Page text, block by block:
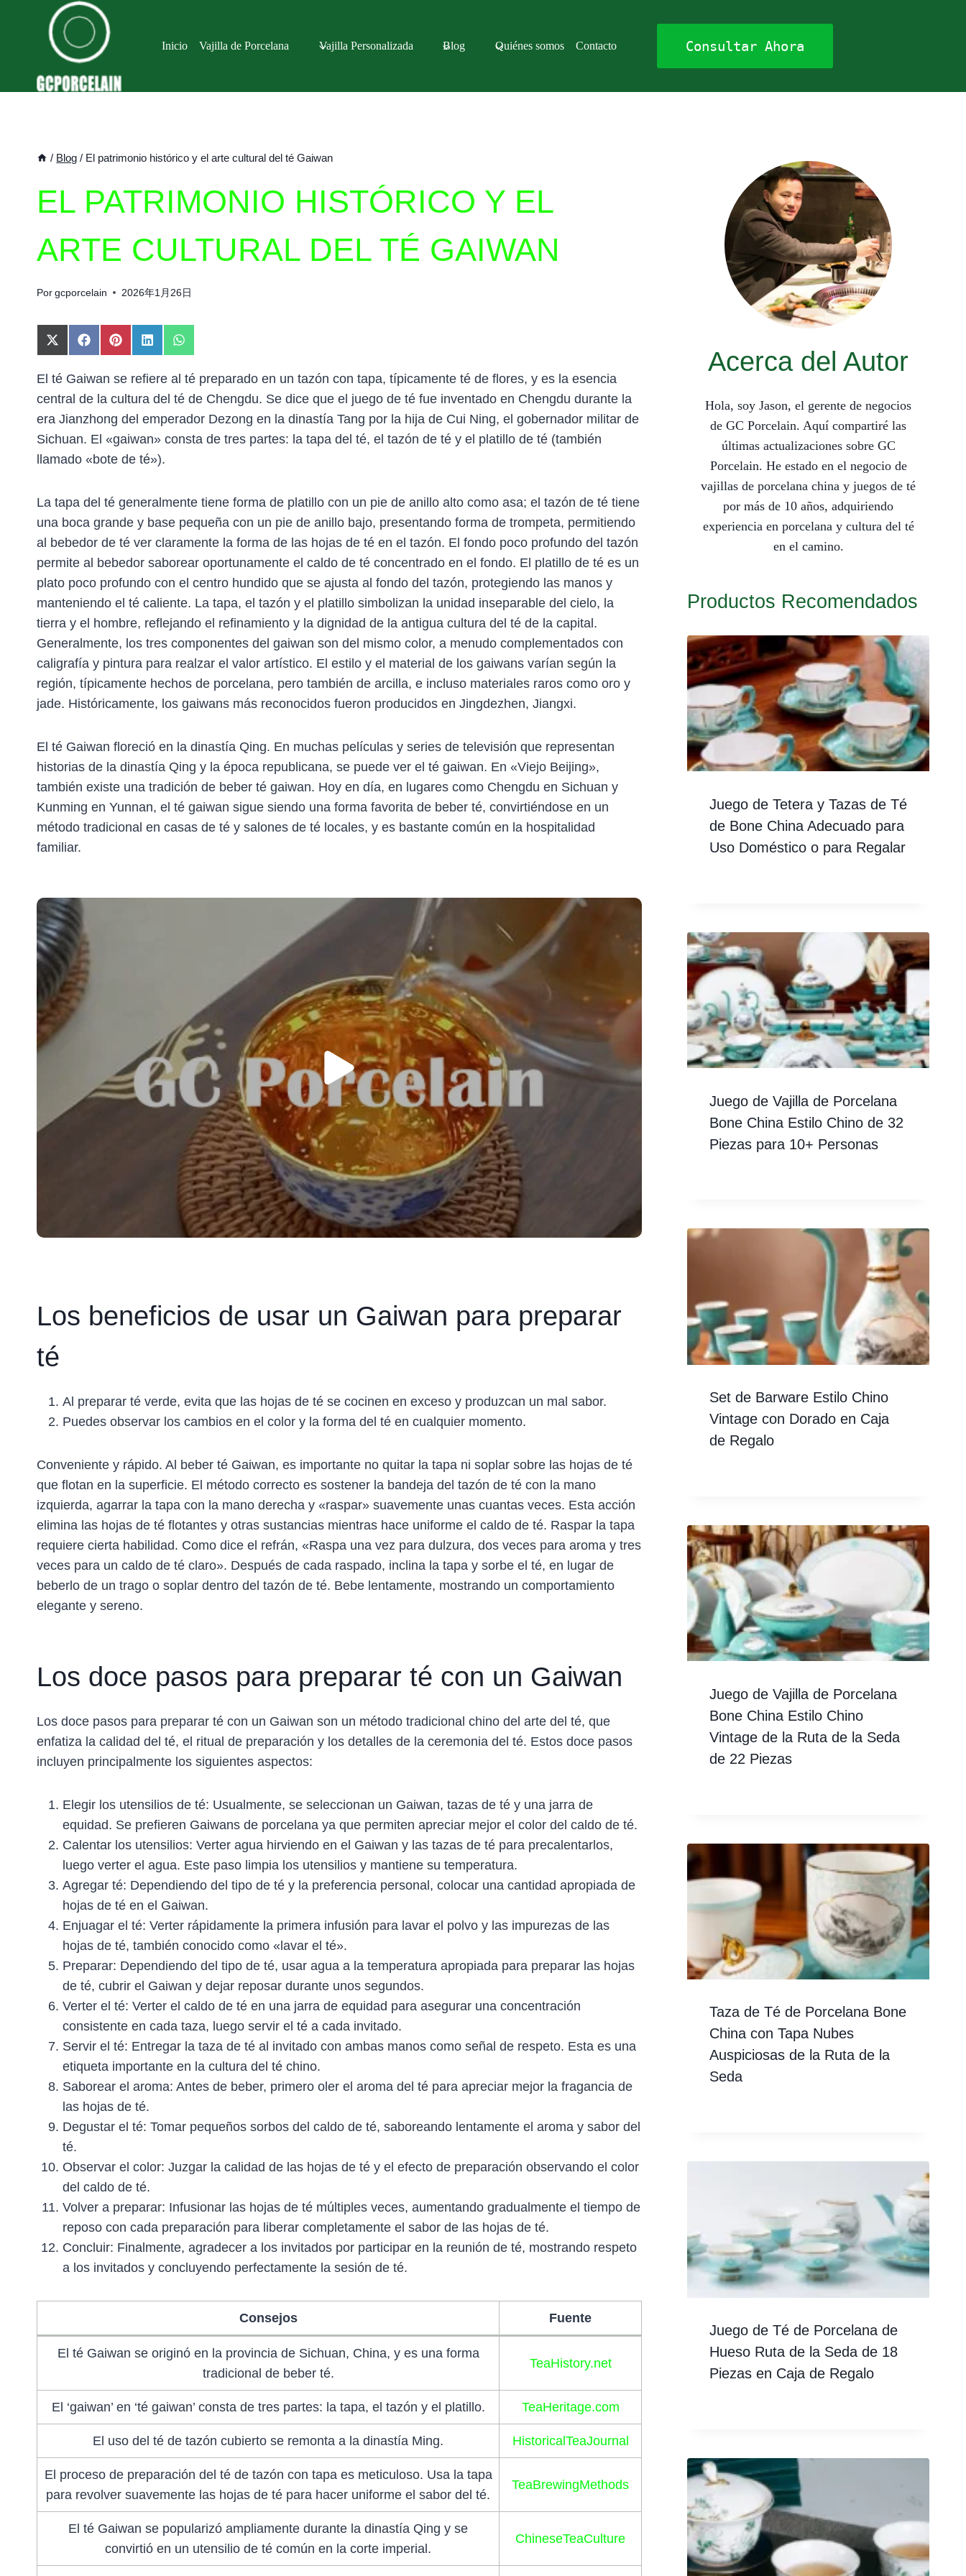
contenido
Inicio Vajilla de Porcelana Vajilla Personalizada Blog Quiénes somos Contacto Consultar Ahora
/ Blog / El patrimonio histórico y el arte cultural del té Gaiwan
EL PATRIMONIO HISTÓRICO Y EL
ARTE CULTURAL DEL TÉ GAIWAN
Porgcporcelain 2026年1月26日
C
O
M
P
A
R
T
I
R
E
X
(
T
W
I
T
T
E
R
)
C
O
M
P
A
R
T
I
R
E
F
A
C
E
B
O
O
K
C
O
M
P
A
R
T
I
R
E
I
N
T
E
R
E
S
T
C
O
M
P
A
R
T
I
R
E
I
N
K
E
D
I
N
C
O
M
P
A
R
T
I
H
A
T
S
A
P
P
El té Gaiwan se refiere al té preparado en un tazón con tapa, típicamente té de flores, y es la esencia
central de la cultura del té de Chengdu. Se dice que el juego de té fue inventado en Chengdu durante la
era Jianzhong del emperador Dezong en la dinastía Tang por la hija de Cui Ning, el gobernador militar de
Sichuan. El «gaiwan» consta de tres partes: la tapa del té, el tazón de té y el platillo de té (también
llamado «bote de té»).
La tapa del té generalmente tiene forma de platillo con un pie de anillo alto como asa; el tazón de té tiene
una boca grande y base pequeña con un pie de anillo bajo, presentando forma de trompeta, permitiendo
al bebedor de té ver claramente la forma de las hojas de té en el tazón. El fondo poco profundo del tazón
permite al bebedor saborear oportunamente el caldo de té concentrado en el fondo. El platillo de té es un
plato poco profundo con el centro hundido que se ajusta al fondo del tazón, protegiendo las manos y
manteniendo el té caliente. La tapa, el tazón y el platillo simbolizan la unidad inseparable del cielo, la
tierra y el hombre, reflejando el refinamiento y la dignidad de la antigua cultura del té de la capital.
Generalmente, los tres componentes del gaiwan son del mismo color, a menudo complementados con
caligrafía y pintura para realzar el valor artístico. El estilo y el material de los gaiwans varían según la
región, típicamente hechos de porcelana, pero también de arcilla, e incluso materiales raros como oro y
jade. Históricamente, los gaiwans más reconocidos fueron producidos en Jingdezhen, Jiangxi.
El té Gaiwan floreció en la dinastía Qing. En muchas películas y series de televisión que representan
historias de la dinastía Qing y la época republicana, se puede ver el té gaiwan. En «Viejo Beijing»,
también existe una tradición de beber té gaiwan. Hoy en día, en lugares como Chengdu en Sichuan y
Kunming en Yunnan, el té gaiwan sigue siendo una forma favorita de beber té, convirtiéndose en un
método tradicional en casas de té y salones de té locales, y es bastante común en la hospitalidad
familiar.
Los beneficios de usar un Gaiwan para preparar
té
Al preparar té verde, evita que las hojas de té se cocinen en exceso y produzcan un mal sabor.
Puedes observar los cambios en el color y la forma del té en cualquier momento.
Conveniente y rápido. Al beber té Gaiwan, es importante no quitar la tapa ni soplar sobre las hojas de té
que flotan en la superficie. El método correcto es sostener la bandeja del tazón de té con la mano
izquierda, agarrar la tapa con la mano derecha y «raspar» suavemente unas cuantas veces. Esta acción
elimina las hojas de té flotantes y otras sustancias mientras hace uniforme el caldo de té. Raspar la tapa
requiere cierta habilidad. Como dice el refrán, «Raspa una vez para dulzura, dos veces para aroma y tres
veces para un caldo de té claro». Después de cada raspado, inclina la tapa y sorbe el té, en lugar de
beberlo de un trago o soplar dentro del tazón de té. Bebe lentamente, mostrando un comportamiento
elegante y sereno.
Los doce pasos para preparar té con un Gaiwan
Los doce pasos para preparar té con un Gaiwan son un método tradicional chino del arte del té, que
enfatiza la calidad del té, el ritual de preparación y los detalles de la ceremonia del té. Estos doce pasos
incluyen principalmente los siguientes aspectos:
Elegir los utensilios de té: Usualmente, se seleccionan un Gaiwan, tazas de té y una jarra de
equidad. Se prefieren Gaiwans de porcelana ya que permiten apreciar mejor el color del caldo de té.
Calentar los utensilios: Verter agua hirviendo en el Gaiwan y las tazas de té para precalentarlos,
luego verter el agua. Este paso limpia los utensilios y mantiene su temperatura.
Agregar té: Dependiendo del tipo de té y la preferencia personal, colocar una cantidad apropiada de
hojas de té en el Gaiwan.
Enjuagar el té: Verter rápidamente la primera infusión para lavar el polvo y las impurezas de las
hojas de té, también conocido como «lavar el té».
Preparar: Dependiendo del tipo de té, usar agua a la temperatura apropiada para preparar las hojas
de té, cubrir el Gaiwan y dejar reposar durante unos segundos.
Verter el té: Verter el caldo de té en una jarra de equidad para asegurar una concentración
consistente en cada taza, luego servir el té a cada invitado.
Servir el té: Entregar la taza de té al invitado con ambas manos como señal de respeto. Esta es una
etiqueta importante en la cultura del té chino.
Saborear el aroma: Antes de beber, primero oler el aroma del té para apreciar mejor la fragancia de
las hojas de té.
Degustar el té: Tomar pequeños sorbos del caldo de té, saboreando lentamente el aroma y sabor del
té.
Observar el color: Juzgar la calidad de las hojas de té y el efecto de preparación observando el color
del caldo de té.
Volver a preparar: Infusionar las hojas de té múltiples veces, aumentando gradualmente el tiempo de
reposo con cada preparación para liberar completamente el sabor de las hojas de té.
Concluir: Finalmente, agradecer a los invitados por participar en la reunión de té, mostrando respeto
a los invitados y concluyendo perfectamente la sesión de té.
Consejos Fuente
El té Gaiwan se originó en la provincia de Sichuan, China, y es una forma
tradicional de beber té.
TeaHistory.net
El ‘gaiwan’ en ‘té gaiwan’ consta de tres partes: la tapa, el tazón y el platillo. TeaHeritage.com
El uso del té de tazón cubierto se remonta a la dinastía Ming. HistoricalTeaJournal
El proceso de preparación del té de tazón con tapa es meticuloso. Usa la tapa
para revolver suavemente las hojas de té para hacer uniforme el sabor del té.
TeaBrewingMethods
El té Gaiwan se popularizó ampliamente durante la dinastía Qing y se
convirtió en un utensilio de té común en la corte imperial.
ChineseTeaCulture
Acerca del Autor
Hola, soy Jason, el gerente de negocios
de GC Porcelain. Aquí compartiré las
últimas actualizaciones sobre GC
Porcelain. He estado en el negocio de
vajillas de porcelana china y juegos de té
por más de 10 años, adquiriendo
experiencia en porcelana y cultura del té
en el camino.
Productos Recomendados
Juego de Tetera y Tazas de Té
de Bone China Adecuado para
Uso Doméstico o para Regalar
Juego de Vajilla de Porcelana
Bone China Estilo Chino de 32
Piezas para 10+ Personas
Set de Barware Estilo Chino
Vintage con Dorado en Caja
de Regalo
Juego de Vajilla de Porcelana
Bone China Estilo Chino
Vintage de la Ruta de la Seda
de 22 Piezas
Taza de Té de Porcelana Bone
China con Tapa Nubes
Auspiciosas de la Ruta de la
Seda
Juego de Té de Porcelana de
Hueso Ruta de la Seda de 18
Piezas en Caja de Regalo